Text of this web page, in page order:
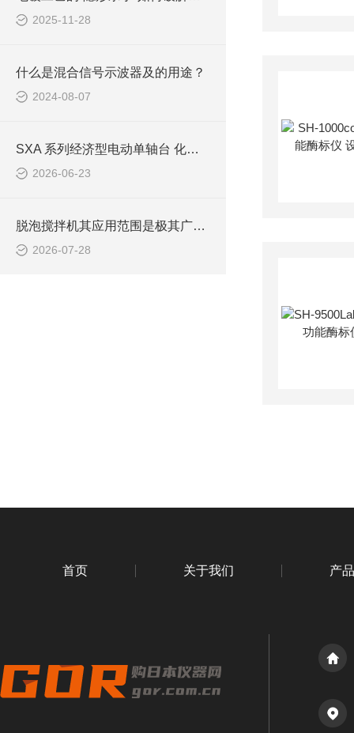
2025-11-28
什么是混合信号示波器及的用途？
2024-08-07
SXA 系列经济型电动单轴台 化工量产检测设备低成本配套方案
2026-06-23
脱泡搅拌机其应用范围是极其广泛的
2026-07-28
首页 关于我们 产